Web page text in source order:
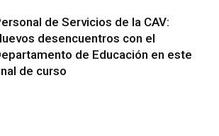
de Servicios de la CAV:
desencuentros con el
de Educación en este
de curso